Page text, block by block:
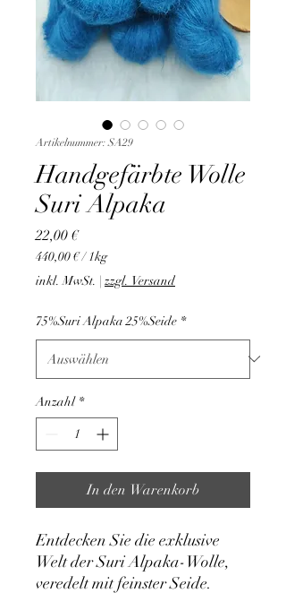
Artikelnummer: SA29
Handgefärbte Wolle
Suri Alpaka
22,00 €Preis
440,00 €/1kg
440,00 €
pro
Kilogramm
inkl. MwSt. | zzgl. Versand
75%Suri Alpaka 25%Seide *
Anzahl *
In den Warenkorb
Entdecken Sie die exklusive
Welt der Suri Alpaka-Wolle,
veredelt mit feinster Seide.